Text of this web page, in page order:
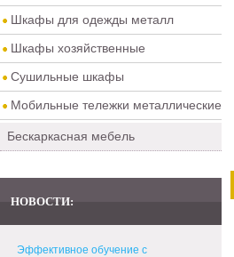
Шкафы для одежды металл
Шкафы хозяйственные
Сушильные шкафы
Мобильные тележки металлические
Бескаркасная мебель
НОВОСТИ:
Эффективное обучение с